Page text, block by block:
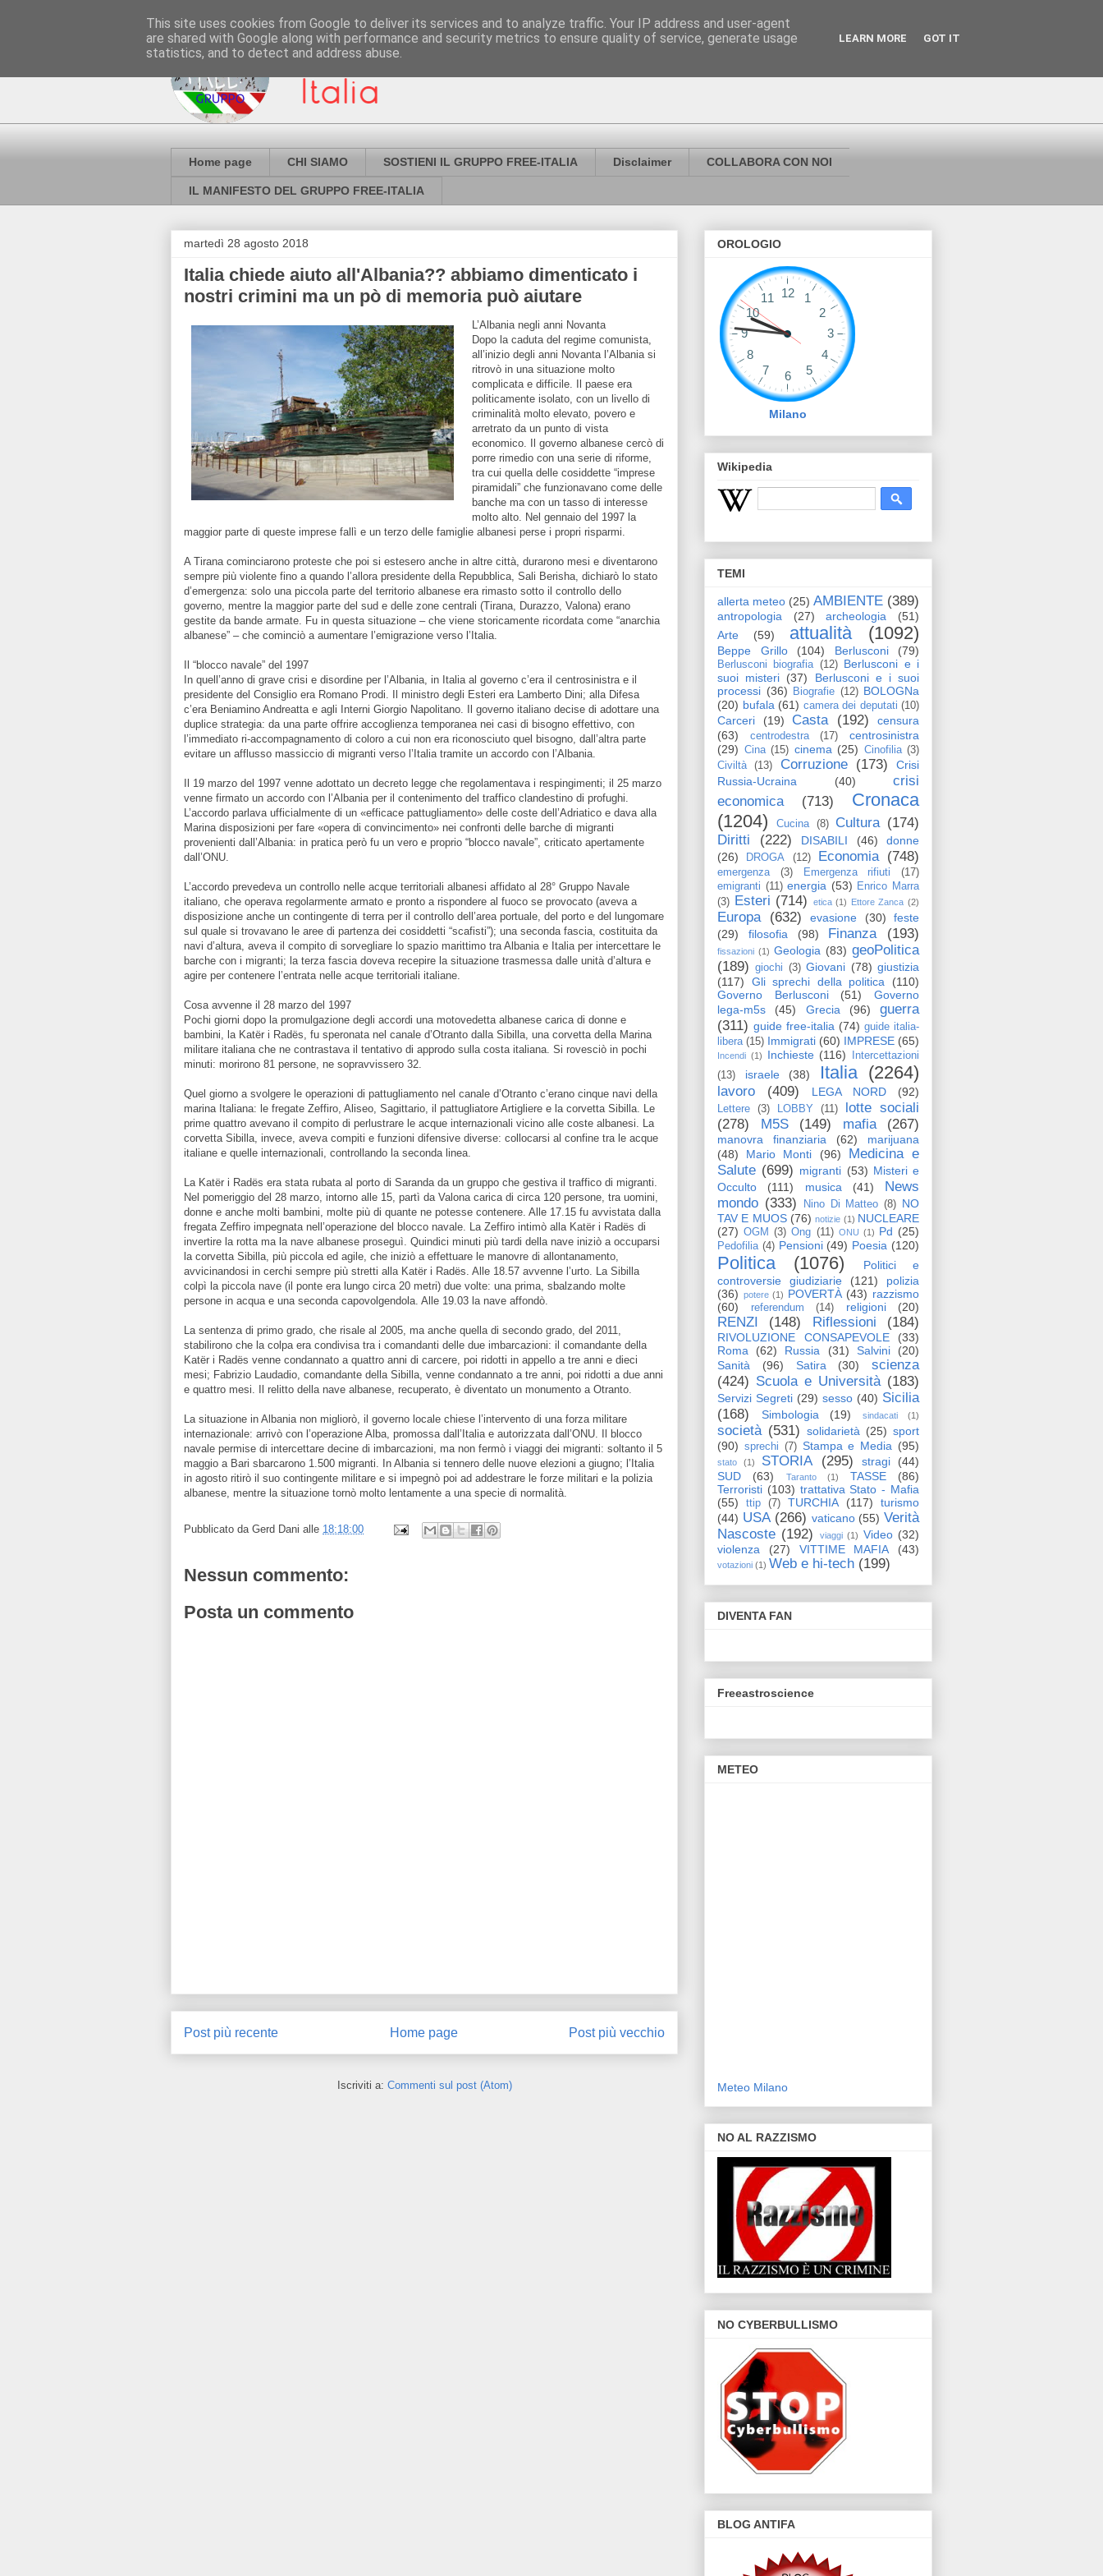
Home page CHI SIAMO SOSTIENI IL GRUPPO FREE-ITALIA Disclaimer COLLABORA CON NOI
IL MANIFESTO DEL GRUPPO FREE-ITALIA
martedì 28 agosto 2018
Italia chiede aiuto all'Albania?? abbiamo dimenticato i
nostri crimini ma un pò di memoria può aiutare
L’Albania negli anni Novanta
Dopo la caduta del regime comunista,
all’inizio degli anni Novanta l’Albania si
ritrovò in una situazione molto
complicata e difficile. Il paese era
politicamente isolato, con un livello di
criminalità molto elevato, povero e
arretrato da un punto di vista
economico. Il governo albanese cercò di
porre rimedio con una serie di riforme,
tra cui quella delle cosiddette “imprese
piramidali” che funzionavano come delle
banche ma con un tasso di interesse
molto alto. Nel gennaio del 1997 la
maggior parte di queste imprese fallì e un terzo delle famiglie albanesi perse i propri risparmi.
A Tirana cominciarono proteste che poi si estesero anche in altre città, durarono mesi e diventarono
sempre più violente fino a quando l’allora presidente della Repubblica, Sali Berisha, dichiarò lo stato
d’emergenza: solo una piccola parte del territorio albanese era rimasto sotto il controllo dello
governo, mentre la maggior parte del sud e delle zone centrali (Tirana, Durazzo, Valona) erano
gestite da bande armate. Fu in questa situazione – che viene storicamente ricordata come “anarchia
albanese” – che cominciò a aumentare l’emigrazione verso l’Italia.
Il “blocco navale” del 1997
In quell’anno di grave crisi e disordine per l’Albania, in Italia al governo c’era il centrosinistra e il
presidente del Consiglio era Romano Prodi. Il ministro degli Esteri era Lamberto Dini; alla Difesa
c’era Beniamino Andreatta e agli Interni Giorgio Napolitano. Il governo italiano decise di adottare una
duplice strategia: da una parte offrire accoglienza temporanea nei casi di bisogno effettivo, con
l’immediato ri-accompagnamento di coloro a cui non era riconosciuto quel bisogno, dall’altra parte
evitare un afflusso massiccio di migranti verso l’Italia tramite un accordo con l’Albania.
Il 19 marzo del 1997 venne adottato un decreto legge che regolamentava i respingimenti; il 25 marzo
venne firmato un accordo con l’Albania per il contenimento del traffico clandestino di profughi.
L’accordo parlava ufficialmente di un «efficace pattugliamento» delle coste dell’Adriatico e dava alla
Marina disposizioni per fare «opera di convincimento» nei confronti delle barche di migranti
provenienti dall’Albania: in pratica però fu un vero e proprio “blocco navale”, criticato apertamente
dall’ONU.
L’accordo prevedeva un controllo nelle acque territoriali albanesi affidato al 28° Gruppo Navale
italiano, che operava regolarmente armato e pronto a rispondere al fuoco se provocato (aveva a
disposizione anche un contingente di terra per il controllo dell’area portuale, del porto e del lungomare
sul quale si trovavano le aree di partenza dei cosiddetti “scafisti”); una seconda fascia, costituita da
navi d’altura, aveva il compito di sorvegliare lo spazio marittimo tra Albania e Italia per intercettare le
barche con i migranti; la terza fascia doveva recepire la situazione trasmessa dalle unità d’altura e
agire per contenere l’entrata nelle acque territoriali italiane.
Cosa avvenne il 28 marzo del 1997
Pochi giorni dopo la promulgazione degli accordi una motovedetta albanese carica di donne e
bambini, la Katër i Radës, fu speronata nel canale d’Otranto dalla Sibilla, una corvetta della Marina
militare italiana che ne contrastava il tentativo di approdo sulla costa italiana. Si rovesciò in pochi
minuti: morirono 81 persone, ne sopravvissero 32.
Quel giorno a svolgere le operazioni di pattugliamento nel canale d’Otranto c’erano cinque navi della
marina Italiana: le fregate Zeffiro, Aliseo, Sagittario, il pattugliatore Artigliere e la corvetta Sibilla. Le
prime quattro avevano il compito di perlustrare le acque internazionali vicino alle coste albanesi. La
corvetta Sibilla, invece, aveva compiti e funzioni difensive diverse: collocarsi al confine tra le acque
italiane e quelle internazionali, controllando la seconda linea.
La Katër i Radës era stata rubata al porto di Saranda da un gruppo che gestiva il traffico di migranti.
Nel pomeriggio del 28 marzo, intorno alle 15, partì da Valona carica di circa 120 persone, tra uomini,
donne e anche molti bambini, molte più di quante ne potesse contenere. Alle 17.15 fu avvistata dalla
fregata Zeffiro impegnata nell’operazione del blocco navale. La Zeffiro intimò alla Katër i Radës di
invertire la rotta ma la nave albanese proseguì. Quindici minuti più tardi della nave iniziò a occuparsi
la corvetta Sibilla, più piccola ed agile, che iniziò a effettuare le manovre di allontanamento,
avvicinandosi in cerchi sempre più stretti alla Katër i Radës. Alle 18.57 avvenne l’urto. La Sibilla
colpì la piccola nave (il ponte era lungo circa 20 metri) due volte: una prima, sbalzando molte
persone in acqua e una seconda capovolgendola. Alle 19.03 la nave affondò.
La sentenza di primo grado, che risale al 2005, ma anche quella di secondo grado, del 2011,
stabilirono che la colpa era condivisa tra i comandanti delle due imbarcazioni: il comandante della
Katër i Radës venne condannato a quattro anni di carcere, poi ridotti in appello a tre anni e dieci
mesi; Fabrizio Laudadio, comandante della Sibilla, venne condannato a tre anni, poi ridotti a due anni
e quattro mesi. Il relitto della nave albanese, recuperato, è diventato un monumento a Otranto.
La situazione in Albania non migliorò, il governo locale chiese l’intervento di una forza militare
internazionale: arrivò con l’operazione Alba, promossa dall’Italia e autorizzata dall’ONU. Il blocco
navale permise di intercettare decine di imbarcazioni, ma non fermò i viaggi dei migranti: soltanto il 5
maggio a Bari sbarcarono 1.500 migranti. In Albania si tennero delle nuove elezioni a giugno; l’Italia
in agosto ritirò il suo contingente militare e si impegnò poi ad addestrare le forze militari e la polizia
albanese, mentre la situazione tornò molto lentamente a una specie di normalità.
Pubblicato da Gerd Dani alle 18:18:00
Nessun commento:
Posta un commento
Post più recente Post più vecchio
Home page
Iscriviti a: Commenti sul post (Atom)
OROLOGIO
Milano
Wikipedia
TEMI
allerta meteo (25) AMBIENTE (389)
antropologia (27) archeologia
(51)
Arte
(59) attualità (1092)
Beppe Grillo (104) Berlusconi (79)
Berlusconi biografia (12) Berlusconi e i
suoi misteri (37)
Berlusconi e i suoi
processi (36) Biografie (12) BOLOGNa
(20) bufala (61) camera dei deputati (10)
Carceri (19) Casta (192)
censura
(63)
centrodestra (17)
centrosinistra
(29) Cina (15) cinema (25) Cinofilia (3)
Civiltà
(13) Corruzione (173)
Crisi
Russia-Ucraina
(40)
crisi
economica
(713)
Cronaca
(1204)
Cucina (8) Cultura (174)
Diritti
(222) DISABILI (46)
donne
(26)
DROGA (12) Economia (748)
emergenza (3) Emergenza rifiuti
(17)
emigranti (11) energia (53) Enrico Marra
(3) Esteri (714) etica (1) Ettore Zanca (2)
Europa (632) evasione (30)
feste
(29)
filosofia (98) Finanza (193)
fissazioni (1) Geologia (83) geoPolitica
(189)
giochi (3) Giovani (78) giustizia
(117)
Gli sprechi della politica
(110)
Governo Berlusconi
(51)
Governo
lega-m5s
(45) Grecia (96)
guerra
(311) guide free-italia (74) guide italia-
libera (15) Immigrati (60) IMPRESE (65)
Incendi (1) Inchieste (116)
Intercettazioni
(13)
israele (38) Italia (2264)
lavoro (409) LEGA NORD (92)
Lettere (3) LOBBY (11)
lotte sociali
(278)
M5S (149) mafia (267)
manovra finanziaria (62)
marijuana
(48)
Mario Monti (96)
Medicina e
Salute (699) migranti (53) Misteri e
Occulto
(111) musica (41)
News
mondo (333) Nino Di Matteo (8) NO
TAV E MUOS (76) notizie (1) NUCLEARE
(27) OGM (3) Ong (11) ONU (1) Pd (25)
Pedofilia (4) Pensioni (49) Poesia (120)
Politica (1076)
Politici e
controversie giudiziarie
(121)
polizia
(36) potere (1) POVERTÀ (43) razzismo
(60)
referendum (14) religioni (20)
RENZI (148) Riflessioni (184)
RIVOLUZIONE CONSAPEVOLE
(33)
Roma
(62) Russia (31) Salvini
(20)
Sanità
(96) Satira (30)
scienza
(424) Scuola e Università (183)
Servizi Segreti (29) sesso (40) Sicilia
(168)
Simbologia (19) sindacati (1)
società (531) solidarietà (25) sport
(90) sprechi (7) Stampa e Media (95)
stato (1) STORIA (295) stragi
(44)
SUD
(63) Taranto (1) TASSE
(86)
Terroristi (103) trattativa Stato - Mafia
(55)
ttip (7) TURCHIA (117)
turismo
(44) USA (266) vaticano (55) Verità
Nascoste (192) viaggi (1) Video (32)
violenza
(27) VITTIME MAFIA (43)
votazioni (1) Web e hi-tech (199)
DIVENTA FAN
Freeastroscience
METEO
Meteo Milano
NO AL RAZZISMO
NO CYBERBULLISMO
BLOG ANTIFA
This site uses cookies from Google to deliver its services and to analyze traffic. Your IP address and user-agent
are shared with Google along with performance and security metrics to ensure quality of service, generate usage
statistics, and to detect and address abuse.
LEARN MORE GOT IT